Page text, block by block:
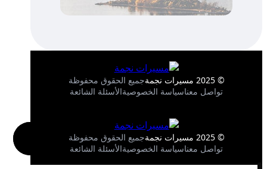
تواصل معناسياسة الخصوصيةالأسئلة الشائعة
© 2025 مسيرات نجمة جميع الحقوق محفوظة
تواصل معناسياسة الخصوصيةالأسئلة الشائعة
© 2025 مسيرات نجمة جميع الحقوق محفوظة